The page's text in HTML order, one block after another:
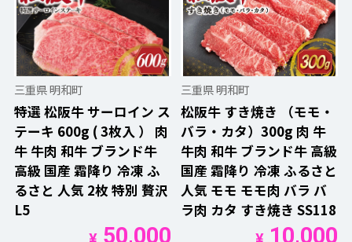
三重県 明和町
特選 松阪牛 サーロイン ス
テーキ 600g ( 3枚入 ） 肉
牛 牛肉 和牛 ブランド牛
高級 国産 霜降り 冷凍 ふ
るさと 人気 2枚 特別 贅沢
L5
¥50,000
三重県 明和町
松阪牛 すき焼き （モモ・
バラ・カタ）300g 肉 牛
牛肉 和牛 ブランド牛 高級
国産 霜降り 冷凍 ふるさと
人気 モモ モモ肉 バラ バ
ラ肉 カタ すき焼き SS118
¥10,000